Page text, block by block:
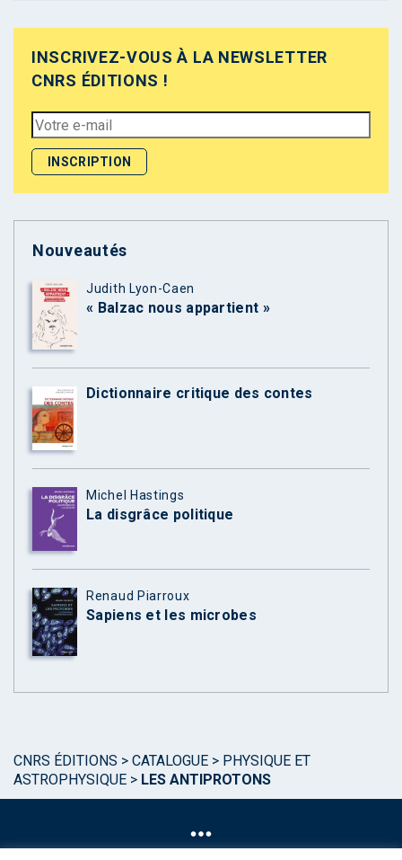
INSCRIVEZ-VOUS À LA NEWSLETTER
CNRS ÉDITIONS !
Nouveautés
Judith Lyon-Caen
« Balzac nous appartient »
Dictionnaire critique des contes
Michel Hastings
La disgrâce politique
Renaud Piarroux
Sapiens et les microbes
CNRS ÉDITIONS > CATALOGUE > PHYSIQUE ET
ASTROPHYSIQUE > LES ANTIPROTONS